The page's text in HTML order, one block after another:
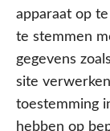
apparaat op
te stemmen
gegevens
site
toestemming
hebben op
Aangesloten